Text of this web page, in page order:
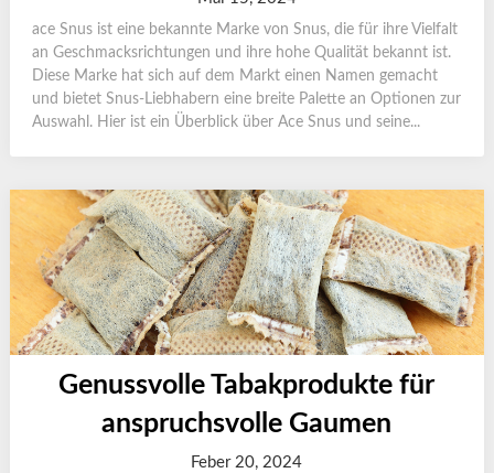
ace Snus ist eine bekannte Marke von Snus, die für ihre Vielfalt
an Geschmacksrichtungen und ihre hohe Qualität bekannt ist.
Diese Marke hat sich auf dem Markt einen Namen gemacht
und bietet Snus-Liebhabern eine breite Palette an Optionen zur
Auswahl. Hier ist ein Überblick über Ace Snus und seine...
Genussvolle Tabakprodukte für
anspruchsvolle Gaumen
Feber 20, 2024